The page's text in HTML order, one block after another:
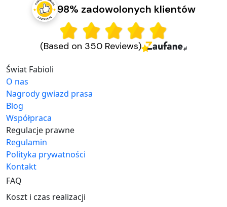
98% zadowolonych klientów
(Based on 350 Reviews)
Świat Fabioli
O nas
Nagrody gwiazd prasa
Blog
Współpraca
Regulacje prawne
Regulamin
Polityka prywatności
Kontakt
FAQ
Koszt i czas realizacji